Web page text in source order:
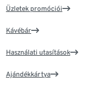
Üzletek promóciói
Kávébár
Használati utasítások
Ajándékkártya